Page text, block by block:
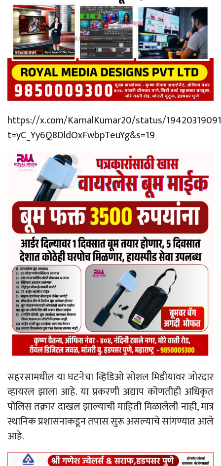
https://x.com/KarnalKumar20/status/
t=yC_Yy6Q8DldOxFwbpTeuYg&s=19
सहरसामधील या घटनेचा व्हिडिओ सोशल मिडीयावर जोरदार
व्हायरल झाला आहे. या प्रकरणी अद्याप कोणतीही अधिकृत
पोलिस तक्रार दाखल झाल्याची माहिती मिळालेली नाही, मात्र
स्थानिक प्रशासनाकडून तपास सुरू असल्याचे सांगण्यात आले
आहे.